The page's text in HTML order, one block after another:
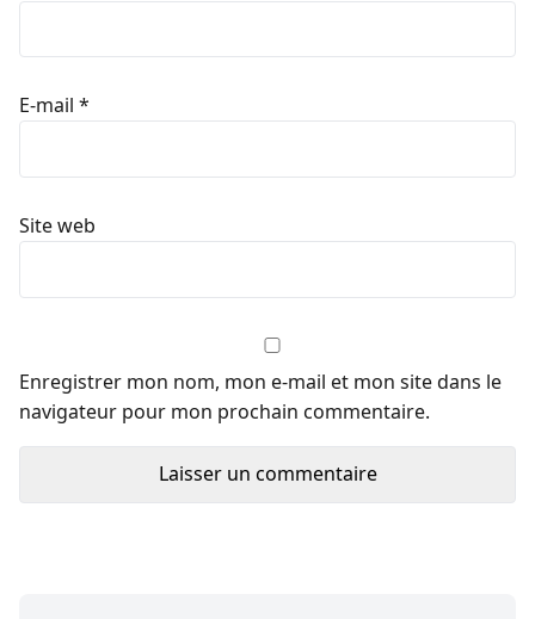
E-mail *
Site web
Enregistrer mon nom, mon e-mail et mon site dans le
navigateur pour mon prochain commentaire.